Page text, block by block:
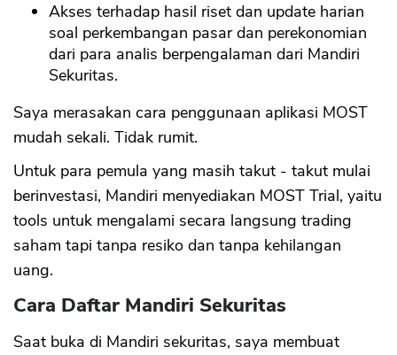
Akses terhadap hasil riset dan update harian
soal perkembangan pasar dan perekonomian
dari para analis berpengalaman dari Mandiri
Sekuritas.
Saya merasakan cara penggunaan aplikasi MOST
mudah sekali. Tidak rumit.
Untuk para pemula yang masih takut - takut mulai
berinvestasi, Mandiri menyediakan MOST Trial, yaitu
tools untuk mengalami secara langsung trading
saham tapi tanpa resiko dan tanpa kehilangan
uang.
Cara Daftar Mandiri Sekuritas
Saat buka di Mandiri sekuritas, saya membuat